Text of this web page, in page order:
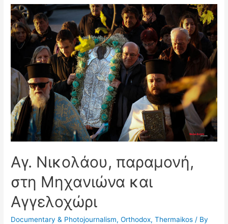
στο
Γεντί
Κουλέ
Αγ. Νικολάου, παραμονή,
στη Μηχανιώνα και
Αγγελοχώρι
Documentary & Photojournalism,Orthodox,Thermaikos / By